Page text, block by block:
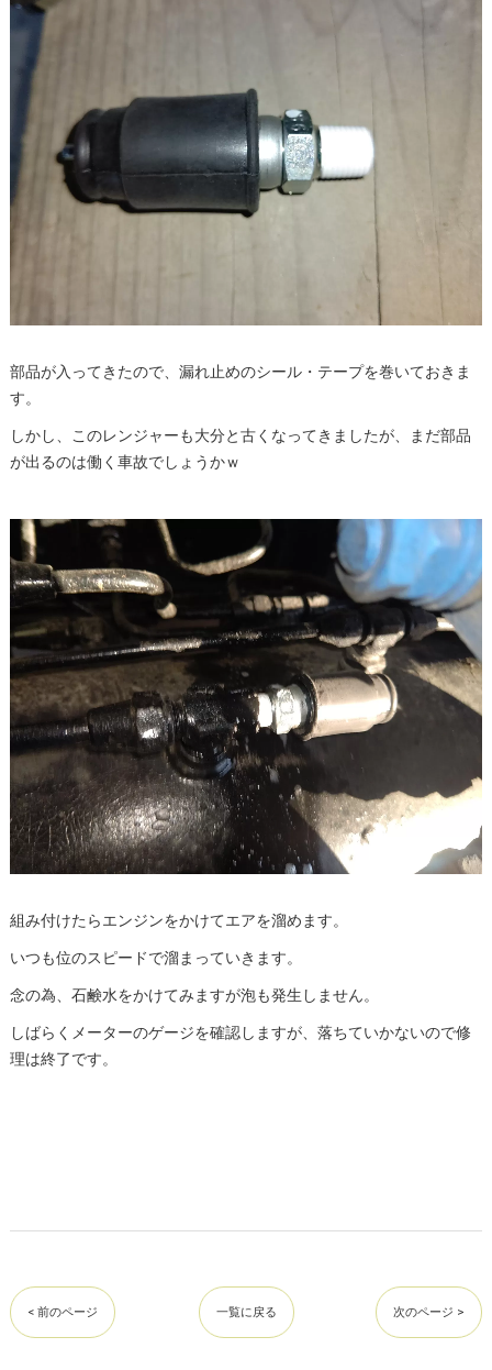
部品が入ってきたので、漏れ止めのシール・テープを巻いておきま
す。
しかし、このレンジャーも大分と古くなってきましたが、まだ部品
が出るのは働く車故でしょうかｗ
組み付けたらエンジンをかけてエアを溜めます。
いつも位のスピードで溜まっていきます。
念の為、石鹸水をかけてみますが泡も発生しません。
しばらくメーターのゲージを確認しますが、落ちていかないので修
理は終了です。
< 前のページ 一覧に戻る 次のページ >